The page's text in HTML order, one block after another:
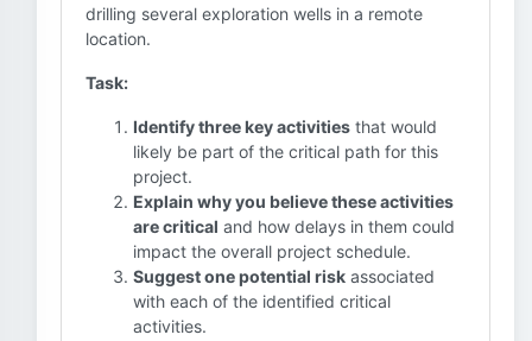
drilling several exploration wells in a remote
location.
Task:
Identify three key activities that would
likely be part of the critical path for this
project.
Explain why you believe these activities
are critical and how delays in them could
impact the overall project schedule.
Suggest one potential risk associated
with each of the identified critical
activities.